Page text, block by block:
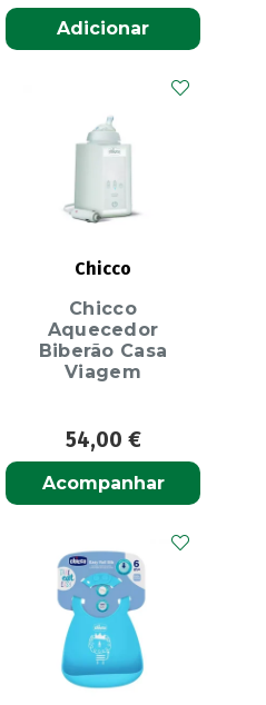
Adicionar
Chicco
Chicco
Aquecedor
Biberão Casa
Viagem
54,00 €
Acompanhar